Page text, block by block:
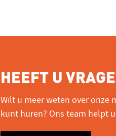
HEEFT U
Wilt u meer weten over onze
kunt huren? Ons team helpt